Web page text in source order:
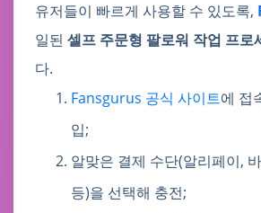
유저들이 빠르게 사용할 수 있도록,
일된 셀프 주문형 팔로워 작업 프로
다.
Fansgurus 공식 사이트에 접
입;
알맞은 결제 수단(알리페이,
등)을 선택해 충전;